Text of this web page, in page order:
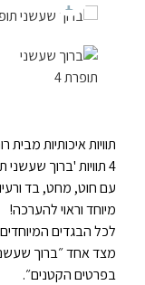
תוויות איכותיות מבית
4 תוויות 'ברוך שעשני תופרת'
עם חוט, מחט, בד
מיוחד וראוי להערכה!
לכל הבגדים המיוחדים
מצד אחד ״ברוך
בפרטים הקטנים״.